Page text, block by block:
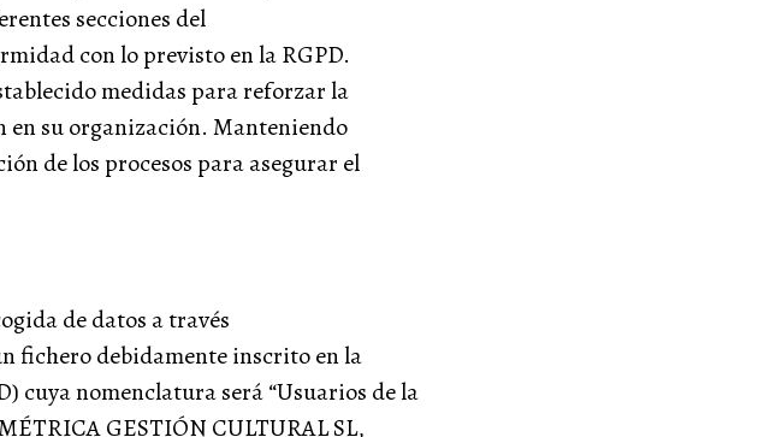
secciones del
con lo previsto en la RGPD.
medidas para reforzar la
su organización. Manteniendo
de los procesos para asegurar el
de datos a través
fichero debidamente inscrito en la
cuya nomenclatura será “Usuarios de la
GESTIÓN CULTURAL SL,